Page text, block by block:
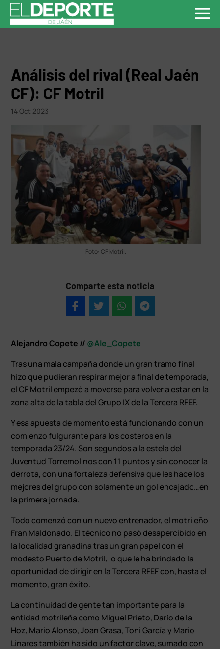
Análisis del rival (Real Jaén
CF): CF Motril
14 Oct 2023
Foto: CF Motril.
Comparte esta noticia
Alejandro Copete // @Ale_Copete
Tras una mala campaña donde un gran tramo final
hizo que pudieran respirar mejor a final de temporada,
el CF Motril empezó a moverse para volver a estar en la
zona alta de la tabla del Grupo IX de la Tercera RFEF.
Y esa apuesta de momento está funcionando con un
comienzo fulgurante para los costeros en la
temporada 23/24. Son segundos a la estela del
Juventud Torremolinos con 11 puntos y sin conocer la
derrota, con una fortaleza defensiva que les hace los
mejores del grupo con solamente un gol encajado…en
la primera jornada.
Todo comenzó con un nuevo entrenador, el motrileño
Fran Maldonado. El técnico no pasó desapercibido en
la localidad granadina tras un gran papel con el
modesto Puerto de Motril, lo que le ha brindado la
oportunidad de dirigir en la Tercera RFEF con, hasta el
momento, gran éxito.
La continuidad de gente tan importante para la
entidad motrileña como Miguel Prieto, Darío de la
Hoz, Mario Alonso, Joan Grasa, Toni García y Mario
Linares también ha sido un factor clave, sumado con